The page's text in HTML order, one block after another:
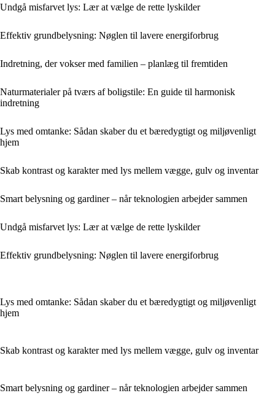
Undgå misfarvet lys: Lær at vælge de rette lyskilder
Effektiv grundbelysning: Nøglen til lavere energiforbrug
Indretning, der vokser med familien – planlæg til fremtiden
Naturmaterialer på tværs af boligstile: En guide til harmonisk
indretning
Lys med omtanke: Sådan skaber du et bæredygtigt og miljøvenligt
hjem
Skab kontrast og karakter med lys mellem vægge, gulv og inventar
Smart belysning og gardiner – når teknologien arbejder sammen
Undgå misfarvet lys: Lær at vælge de rette lyskilder
Effektiv grundbelysning: Nøglen til lavere energiforbrug
Lys med omtanke: Sådan skaber du et bæredygtigt og miljøvenligt
hjem
Skab kontrast og karakter med lys mellem vægge, gulv og inventar
Smart belysning og gardiner – når teknologien arbejder sammen